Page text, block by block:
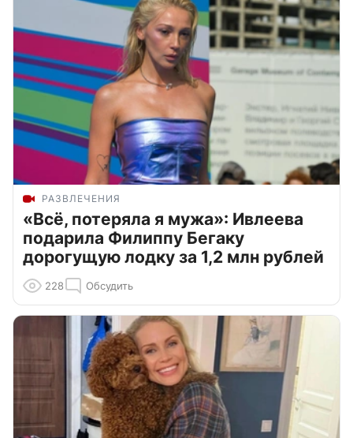
РАЗВЛЕЧЕНИЯ
«Всё, потеряла я мужа»: Ивлеева
подарила Филиппу Бегаку
дорогущую лодку за 1,2 млн рублей
228 Обсудить